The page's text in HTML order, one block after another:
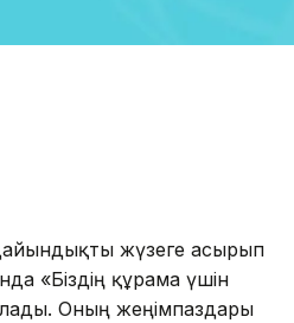
жүзеге асырып
«Біздің құрама үшін
Оның жеңімпаздары